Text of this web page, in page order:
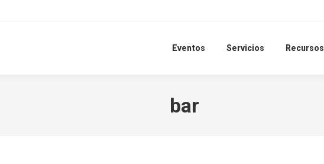
Eventos Servicios Recursos
bar